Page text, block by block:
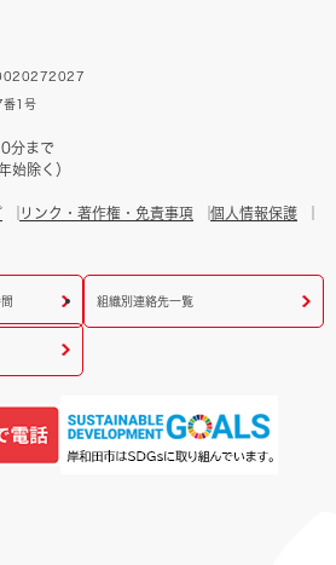
番1号
分まで
始除く）
リンク・著作権・免責事項
個人情報保護
組織別連絡先一覧